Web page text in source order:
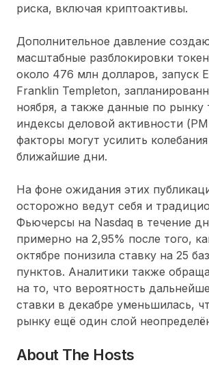
риска, включая криптоактивы.
Дополнительное давление
масштабные разблокировки
около 476 млн долларов, запуск
Franklin Templeton,
ноября, а также данные по рынку
индексы деловой активности
факторы могут усилить
ближайшие дни.
На фоне ожидания этих
осторожно ведут себя и
Фьючерсы на Nasdaq в течение
примерно на 2,95% после того,
октябре понизила ставку на 25
пунктов. Аналитики также
на то, что вероятность
ставки в декабре уменьшилась,
рынку ещё один слой
About The Hosts